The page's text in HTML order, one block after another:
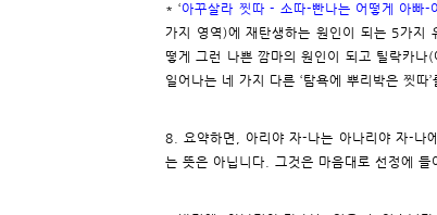
* ‘아꾸살라 찟따 - 소따-빤나는 어떻게 아빠-
가지 영역)에 재탄생하는 원인이 되는 5가
떻게 그런 나쁜 깜마의 원인이 되고 틸락카
일어나는 네 가지 다른 ‘탐욕에 뿌리박은 찟따
8. 요약하면, 아리야 자-나는 아나리야 자-나
는 뜻은 아닙니다. 그것은 마음대로 선정에 들